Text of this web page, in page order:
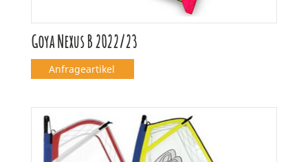
Goya Nexus B 2022/23
Anfrageartikel